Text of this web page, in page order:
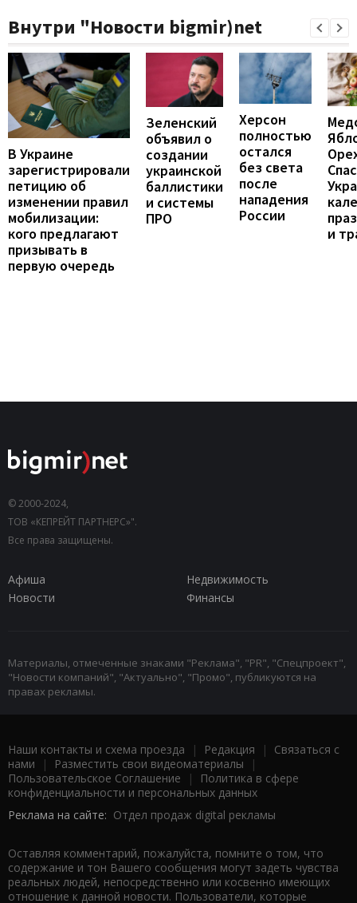
Внутри "Новости bigmir)net
В Украине
зарегистрировали
петицию об
изменении правил
мобилизации:
кого предлагают
призывать в
первую очередь
Зеленский
объявил о
создании
украинской
баллистики
и системы
ПРО
Херсон
полностью
остался
без света
после
нападения
России
и
© 2000-2024,
ТОВ «КЕПРЕЙТ ПАРТНЕРС»".
Все права защищены.
Афиша
Недвижимость
Новости
Финансы
Материалы, отмеченные знаками "Реклама", "PR", "Спецпроект",
"Новости компаний", "Актуально", "Промо", публикуются на
правах рекламы.
Наши контакты и схема проезда | Редакция | Связаться с
нами | Разместить свои видеоматериалы |
Пользовательское Соглашение |
Политика в сфере
конфиденциальности и персональных данных
Реклама на сайте: Отдел продаж digital рекламы
Оставляя комментарий, пожалуйста, помните о том, что
содержание и тон Вашего сообщения могут задеть чувства
реальных людей, непосредственно или косвенно имеющих
отношение к данной новости. Пользователи, которые